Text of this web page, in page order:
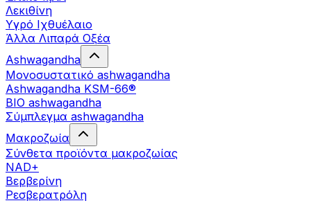
Λεκιθίνη
Υγρό Ιχθυέλαιο
Άλλα Λιπαρά Οξέα
Ashwagandha
Μονοσυστατικό ashwagandha
Ashwagandha KSM-66®
BIO ashwagandha
Σύμπλεγμα ashwagandha
Μακροζωία
Σύνθετα προϊόντα μακροζωίας
NAD+
Βερβερίνη
Ρεσβερατρόλη